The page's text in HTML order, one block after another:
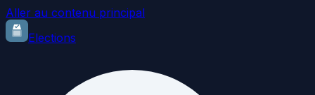
Aller au contenu principal
Elections